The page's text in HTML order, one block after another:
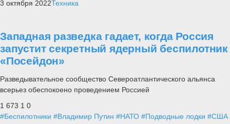
3 октября 2022Техника
Западная разведка гадает, когда Россия
запустит секретный ядерный беспилотник
«Посейдон»
Разведывательное сообщество Североатлантического альянса
всерьез обеспокоено проведением Россией
1 673 1 0
#Беспилотники #Владимир Путин #НАТО #Подводные лодки #США